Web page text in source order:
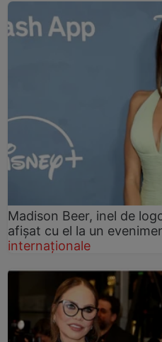
Madison Beer, inel de
afișat cu el la un
internaționale